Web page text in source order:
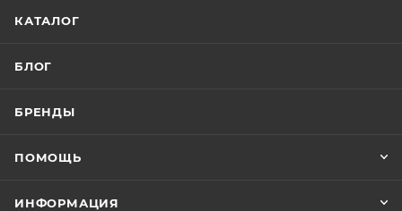
КАТАЛОГ
БЛОГ
БРЕНДЫ
ПОМОЩЬ
ИНФОРМАЦИЯ